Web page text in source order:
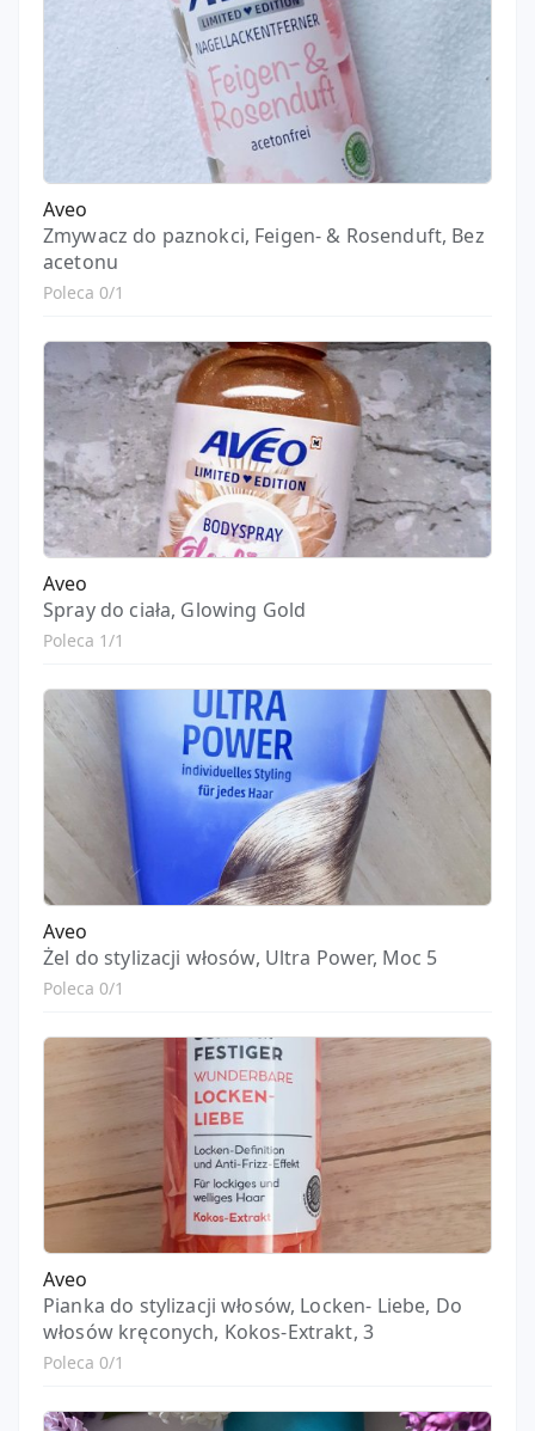
Aveo
Zmywacz do paznokci, Feigen- & Rosenduft, Bez
acetonu
Poleca 0/1
Aveo
Spray do ciała, Glowing Gold
Poleca 1/1
Aveo
Żel do stylizacji włosów, Ultra Power, Moc 5
Poleca 0/1
Aveo
Pianka do stylizacji włosów, Locken- Liebe, Do
włosów kręconych, Kokos-Extrakt, 3
Poleca 0/1